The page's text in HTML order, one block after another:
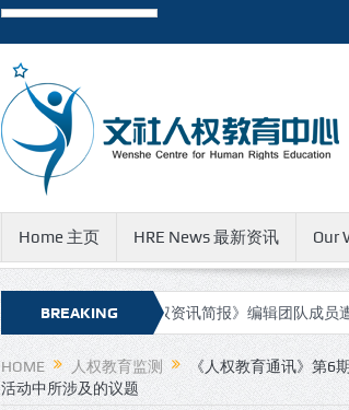
Home 主页 HRE News 最新资讯 Our
BREAKING
NEWS
有关《人权资讯简报》编辑团队成员遭到公安机
HOME 人权教育监测
《人权教育通讯》第6
活动中所涉及的议题